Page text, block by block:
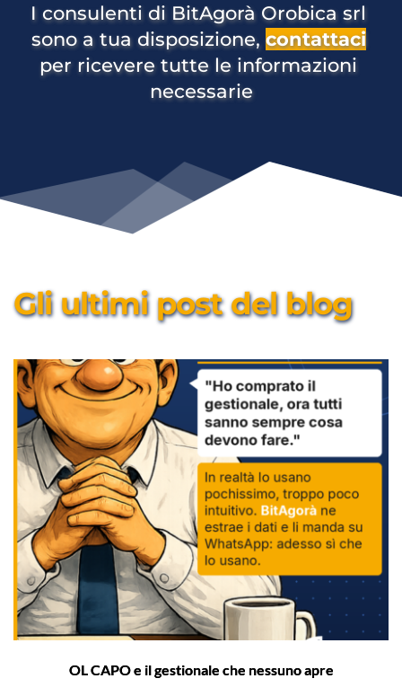
I consulenti di BitAgorà Orobica srl
sono a tua disposizione, contattaci
per ricevere tutte le informazioni
necessarie
Gli ultimi post del blog
OL CAPO e il gestionale che nessuno apre